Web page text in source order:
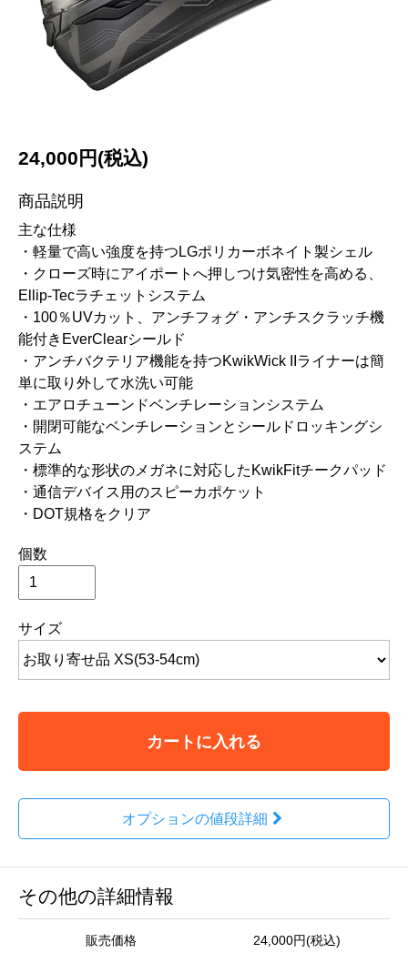
24,000円(税込)
商品説明
主な仕様
・軽量で高い強度を持つLGポリカーボネイト製シェル
・クローズ時にアイポートへ押しつけ気密性を高める、
Ellip-Tecラチェットシステム
・100％UVカット、アンチフォグ・アンチスクラッチ機
能付きEverClearシールド
・アンチバクテリア機能を持つKwikWick IIライナーは簡
単に取り外して水洗い可能
・エアロチューンドベンチレーションシステム
・開閉可能なベンチレーションとシールドロッキングシ
ステム
・標準的な形状のメガネに対応したKwikFitチークパッド
・通信デバイス用のスピーカポケット
・DOT規格をクリア
個数
サイズ
カートに入れる
オプションの値段詳細
その他の詳細情報
販売価格 24,000円(税込)